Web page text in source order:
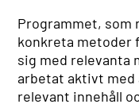
Programmet, som
konkreta metoder
sig med relevanta
arbetat aktivt med
relevant innehåll